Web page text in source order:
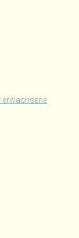
erwachsene